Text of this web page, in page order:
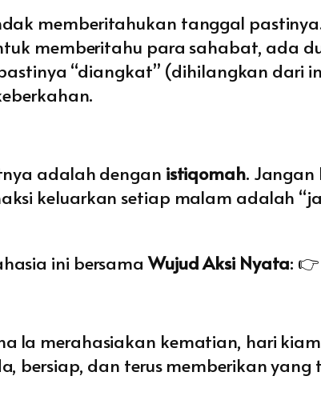
memberitahukan tanggal
memberitahu para sahabat, ada
“diangkat” (dihilangkan dari
adalah dengan istiqomah. Jangan
keluarkan setiap malam adalah
ini bersamaWujud Aksi Nyata: 👉
Ia merahasiakan kematian, hari
bersiap, dan terus memberikan